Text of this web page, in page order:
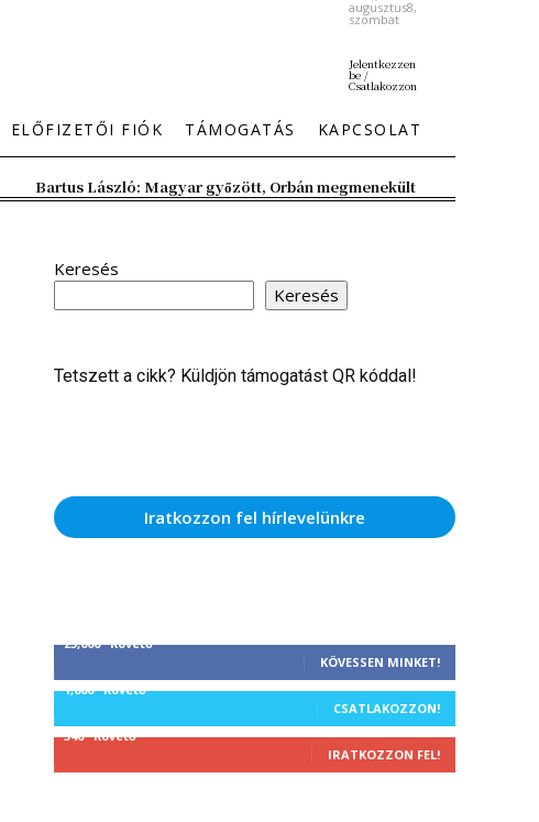
augusztus8,
szombat
Jelentkezzen
be /
Csatlakozzon
ELŐFIZETŐI FIÓK TÁMOGATÁS KAPCSOLAT
Bartus László: Magyar győzött, Orbán megmenekült
Keresés
Keresés
Tetszett a cikk? Küldjön támogatást QR kóddal!
Iratkozzon fel hírlevelünkre
25,000 Követő
KÖVESSEN MINKET!
1,000 Követő
CSATLAKOZZON!
340 Követő
IRATKOZZON FEL!